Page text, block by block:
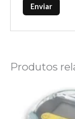
Produtos